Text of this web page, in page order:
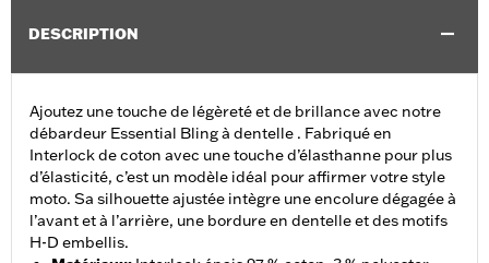
DESCRIPTION
Ajoutez une touche de légèreté et de brillance avec notre
débardeur Essential Bling à dentelle . Fabriqué en
Interlock de coton avec une touche d’élasthanne pour plus
d’élasticité, c’est un modèle idéal pour affirmer votre style
moto. Sa silhouette ajustée intègre une encolure dégagée à
l’avant et à l’arrière, une bordure en dentelle et des motifs
H-D embellis.